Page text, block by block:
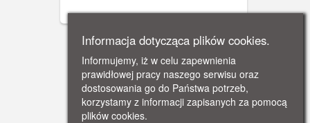
znakami stenograficznymi.
Informacja dotycząca plików cookies.
Informujemy, iż w celu zapewnienia
prawidłowej pracy naszego serwisu oraz
dostosowania go do Państwa potrzeb,
korzystamy z informacji zapisanych za pomocą
plików cookies.